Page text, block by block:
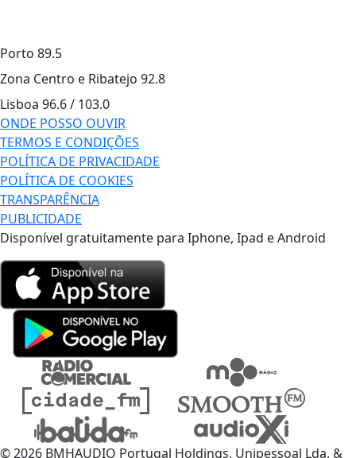
Porto 89.5
Zona Centro e Ribatejo 92.8
Lisboa 96.6 / 103.0
ONDE POSSO OUVIR
TERMOS E CONDIÇÕES
POLÍTICA DE PRIVACIDADE
POLÍTICA DE COOKIES
TRANSPARÊNCIA
PUBLICIDADE
Disponível gratuitamente para Iphone, Ipad e Android
© 2026 BMHAUDIO Portugal Holdings, Unipessoal Lda. &